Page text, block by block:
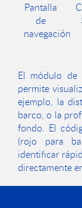
Pantalla
de
navegación
El módulo de
permite
ejemplo, la
barco, o la
fondo. El
(rojo para
identificar
directamente